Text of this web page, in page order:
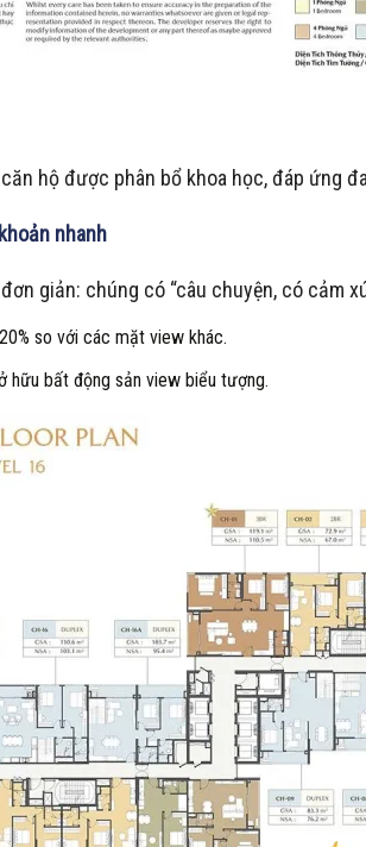
hộ được phân bổ khoa học, đáp ứng
nhanh
giản: chúng có “câu chuyện, có cảm
so với các mặt view khác.
hữu bất động sản view biểu tượng.